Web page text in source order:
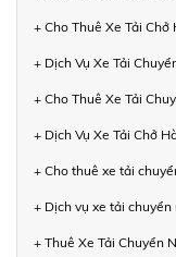
+ Cho Thuê Xe Tải Chở
+ Dịch Vụ Xe Tải
+ Cho Thuê Xe Tải
+ Dịch Vụ Xe Tải Chở
+ Cho thuê xe tải
+ Dịch vụ xe tải chuyển
+ Thuê Xe Tải Chuyển